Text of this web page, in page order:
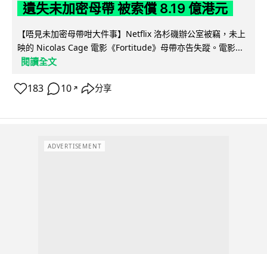
遺失未加密母帶 被索償 8.19 億港元
【唔見未加密母帶咁大件事】Netflix 洛杉磯辦公室被竊，未上
映的 Nicolas Cage 電影《Fortitude》母帶亦告失蹤。電影...
閱讀全文
183 10 ↗ 分享
ADVERTISEMENT